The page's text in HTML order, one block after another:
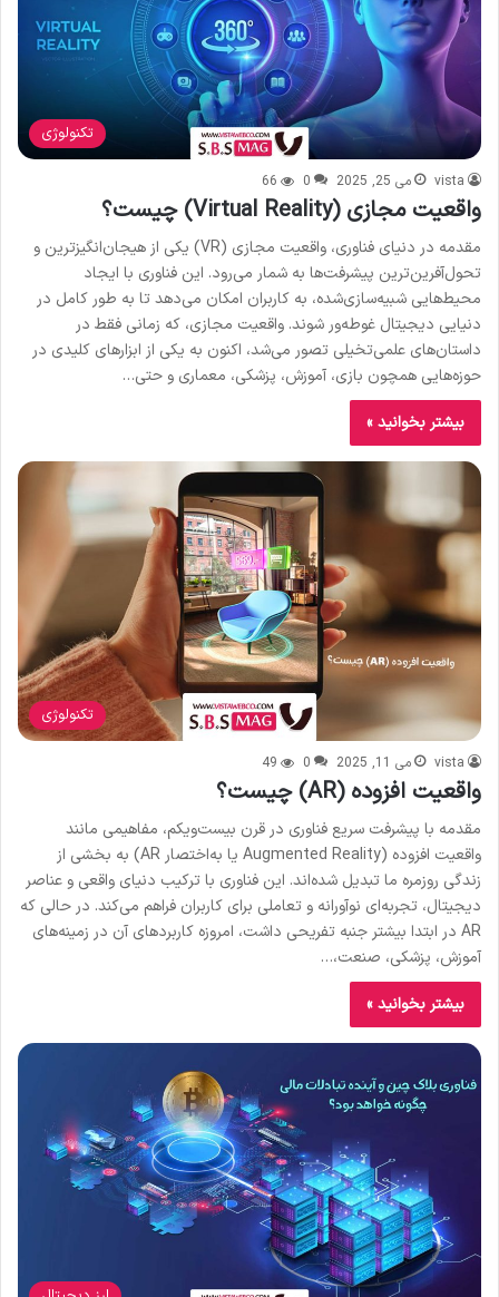
تکنولوژی
vista می 25, 2025 0
66
واقعیت مجازی (Virtual Reality) چیست؟
مقدمه در دنیای فناوری، واقعیت مجازی (VR) یکی از هیجان‌انگیزترین و
تحول‌آفرین‌ترین پیشرفت‌ها به شمار می‌رود. این فناوری با ایجاد
محیط‌هایی شبیه‌سازی‌شده، به کاربران امکان می‌دهد تا به طور کامل در
دنیایی دیجیتال غوطه‌ور شوند. واقعیت مجازی، که زمانی فقط در
داستان‌های علمی‌تخیلی تصور می‌شد، اکنون به یکی از ابزارهای کلیدی در
حوزه‌هایی همچون بازی، آموزش، پزشکی، معماری و حتی…
بیشتر بخوانید »
تکنولوژی
vista می 11, 2025 0
49
واقعیت افزوده (AR) چیست؟
مقدمه با پیشرفت سریع فناوری در قرن بیست‌ویکم، مفاهیمی مانند
واقعیت افزوده (Augmented Reality یا به‌اختصار AR) به بخشی از
زندگی روزمره ما تبدیل شده‌اند. این فناوری با ترکیب دنیای واقعی و عناصر
دیجیتال، تجربه‌ای نوآورانه و تعاملی برای کاربران فراهم می‌کند. در حالی که
AR در ابتدا بیشتر جنبه تفریحی داشت، امروزه کاربردهای آن در زمینه‌های
آموزش، پزشکی، صنعت،…
بیشتر بخوانید »